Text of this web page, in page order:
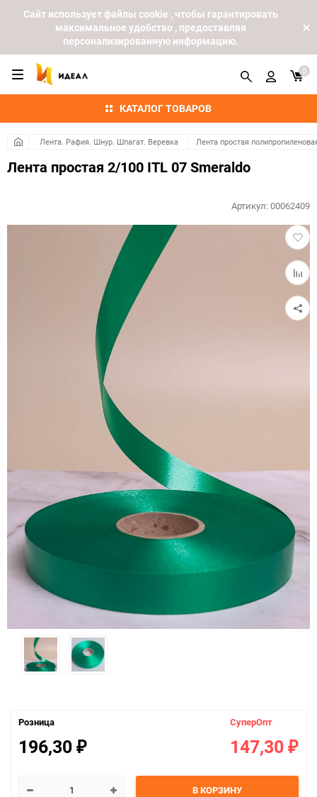
Cайт использует файлы cookie , чтобы гарантировать
максимальное удобство , предоставляя
персонализированную информацию.
КАТАЛОГ ТОВАРОВ
0
Лента. Рафия. Шнур. Шпагат. Веревка Лента простая
Лента простая 2/100 ITL 07 Smeraldo
в
к
Артикул:00062409
Розница
196,30 ₽
СуперОпт
147,30 ₽
В КОРЗИНУ